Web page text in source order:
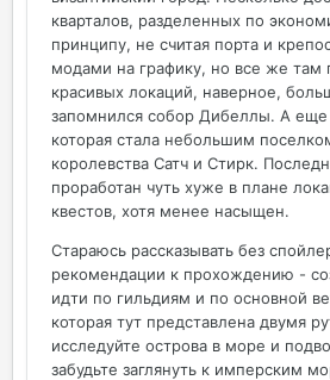
кварталов, разделенных по
принципу, не считая порта и
модами на графику, но все же там
красивых локаций, наверное,
запомнился собор Дибеллы. А еще
которая стала небольшим
королевства Сатч и Стирк.
проработан чуть хуже в плане
квестов, хотя менее насыщен.
Стараюсь рассказывать без
рекомендации к прохождению -
идти по гильдиям и по основной
которая тут представлена двумя
исследуйте острова в море и
забудьте заглянуть к имперским